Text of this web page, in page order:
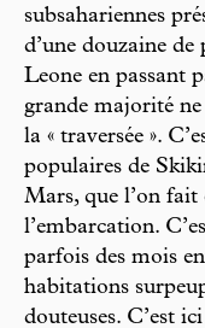
subsahariennes
d’une douzaine de
Leone en passant
grande majorité ne
la « traversée ».
populaires de
Mars, que l’on fait
l’embarcation.
parfois des mois
habitations
douteuses. C’est